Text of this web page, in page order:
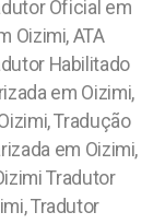
Oficial em
Oizimi, ATA
Habilitado
em Oizimi,
Tradução
em Oizimi,
Tradutor
Tradutor